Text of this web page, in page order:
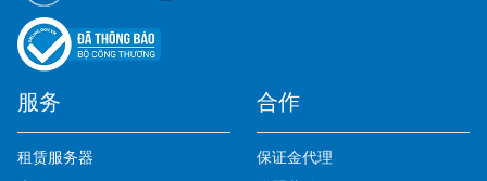
服务
租赁服务器
合作
保证金代理